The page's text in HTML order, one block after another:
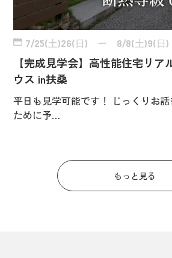
7/25(土)26(日) ー 8/8(土)9(日)
【完成見学会】高性能住宅リア
ウス in扶桑
平日も見学可能です！ じっくりお
ために予…
もっと見る